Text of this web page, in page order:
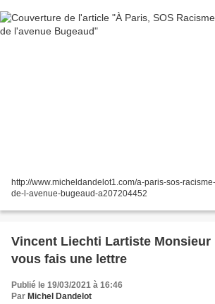
http://www.micheldandelot1.com/a-paris-sos-
de-l-avenue-bugeaud-a207204452
Vincent Liechti Lartiste Monsieur
vous fais une lettre
Publié le 19/03/2021 à 16:46
Par Michel Dandelot